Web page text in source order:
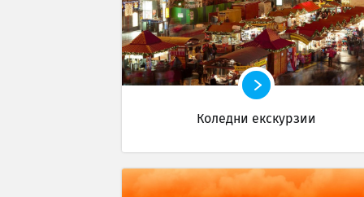
Коледни екскурзии